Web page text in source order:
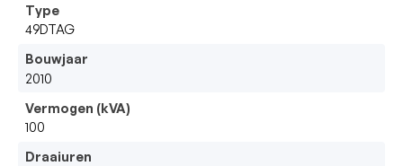
Type
49DTAG
Bouwjaar
2010
Vermogen (kVA)
100
Draaiuren